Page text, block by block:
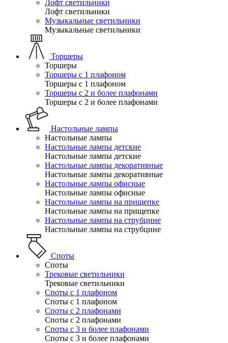
Лофт светильники
Лофт светильники
Музыкальные светильники
Музыкальные светильники
Торшеры
Торшеры
Торшеры с 1 плафоном
Торшеры с 1 плафоном
Торшеры с 2 и более плафонами
Торшеры с 2 и более плафонами
Настольные лампы
Настольные лампы
Настольные лампы детские
Настольные лампы детские
Настольные лампы декоративные
Настольные лампы декоративные
Настольные лампы офисные
Настольные лампы офисные
Настольные лампы на прищепке
Настольные лампы на прищепке
Настольные лампы на струбцине
Настольные лампы на струбцине
Споты
Споты
Трековые светильники
Трековые светильники
Споты с 1 плафоном
Споты с 1 плафоном
Споты с 2 плафонами
Споты с 2 плафонами
Споты с 3 и более плафонами
Споты с 3 и более плафонами